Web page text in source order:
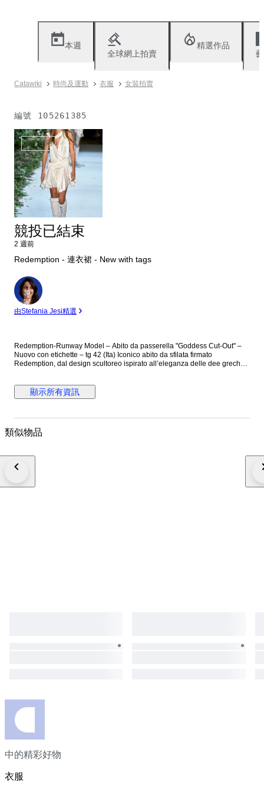
本週
全球網上拍賣
精選作品
Catawiki 時尚及運動 衣服 女裝拍賣
編號 105261385
無法使用
競投已結束
2 週前
Redemption - 連衣裙 - New with tags
專
家
由Stefania Jesi精選
Redemption-Runway Model – Abito da passerella "Goddess Cut-Out" –
Nuovo con etichette – tg 42 (Ita) Iconico abito da sfilata firmato
Redemption, dal design scultoreo ispirato all’eleganza delle dee greche.
che scolpiscono il corpo con sensualità. Il gioco di incroci e il taglio
asimmetrico dell’orlo creano movimento e leggerezza. Un capo Runway
Redemption come simbolo di femminilità potente e contemporanea, con
eventi serali, cerimonie o shooting editoriali. Si abbina idealmente a
nelle foto), Fianchi morbidi. Composizione: 100% Viscosa Finitura: Jersey
€1395
顯示所有資訊
類似物品
中的精彩好物
衣服